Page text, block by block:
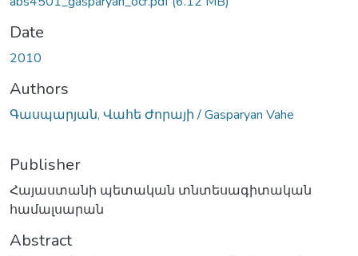
Date
2010
Authors
Գասպարյան, Վահե Ժորայի / Gasparyan Vahe
Publisher
Հայաստանի պետական տնտեսագիտական
համալսարան
Abstract